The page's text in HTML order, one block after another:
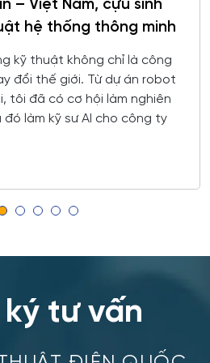
khai thác gỗ
gói sản xuất
tải
Phát triển bền vững
– Việt Nam, cựu sinh
hệ thống thông minh
kỹ thuật không chỉ là công
đổi thế giới. Từ dự án robot
tôi đã có cơ hội làm nghiên
đó làm kỹ sư AI cho công ty
tư vấn